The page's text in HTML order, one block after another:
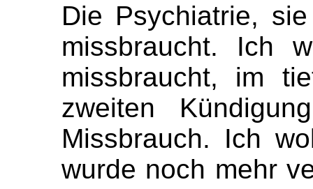
Die Psychiatrie,
missbraucht. Ich
missbraucht, im
zweiten
Missbrauch. Ich
wurde noch mehr